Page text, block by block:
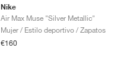
Nike
Air Max Muse "Silver Metallic"
Mujer / Estilo deportivo / Zapatos
€160